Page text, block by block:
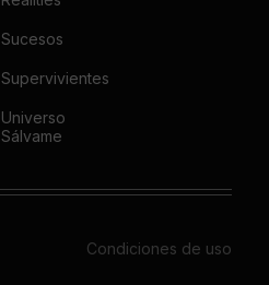
Sucesos
Supervivientes
Universo
Sálvame
Condiciones de uso